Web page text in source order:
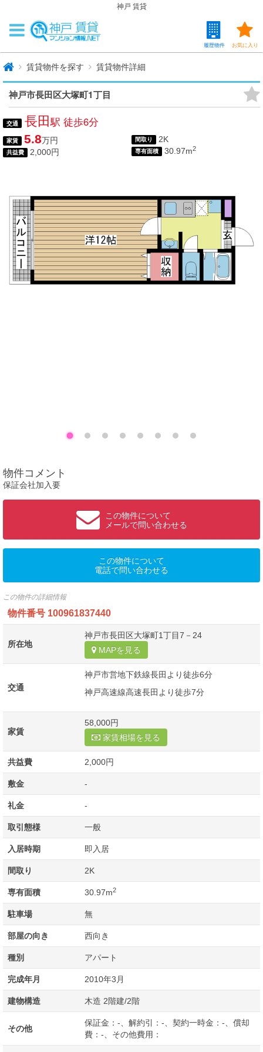
神戸 賃貸
お気に入り
履歴物件
賃貸物件を探す 賃貸物件詳細
神戸市長田区大塚町1丁目
交通 長田駅 徒歩6分
家賃 5.8万円
共益費 2,000円
間取り 2K
専有面積 30.97m2
物件コメント
保証会社加入要
この物件について
メールで問い合わせる
この物件について
電話で問い合わせる
この物件の詳細情報
物件番号 100961837440
所在地
神戸市長田区大塚町1丁目7－24
MAPを見る
交通
神戸市営地下鉄線長田より徒歩6分
神戸高速線高速長田より徒歩7分
家賃
58,000円
家賃相場を見る
共益費 2,000円
敷金 -
礼金 -
取引態様 一般
入居時期 即入居
間取り 2K
専有面積 30.97m2
駐車場 無
部屋の向き 西向き
種別 アパート
完成年月 2010年3月
建物構造 木造 2階建/2階
その他
保証金：-、解約引：-、契約一時金：-、償却
費：-、その他費用：